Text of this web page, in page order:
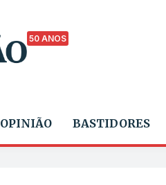
50 ANOS
OPINIÃO BASTIDORES